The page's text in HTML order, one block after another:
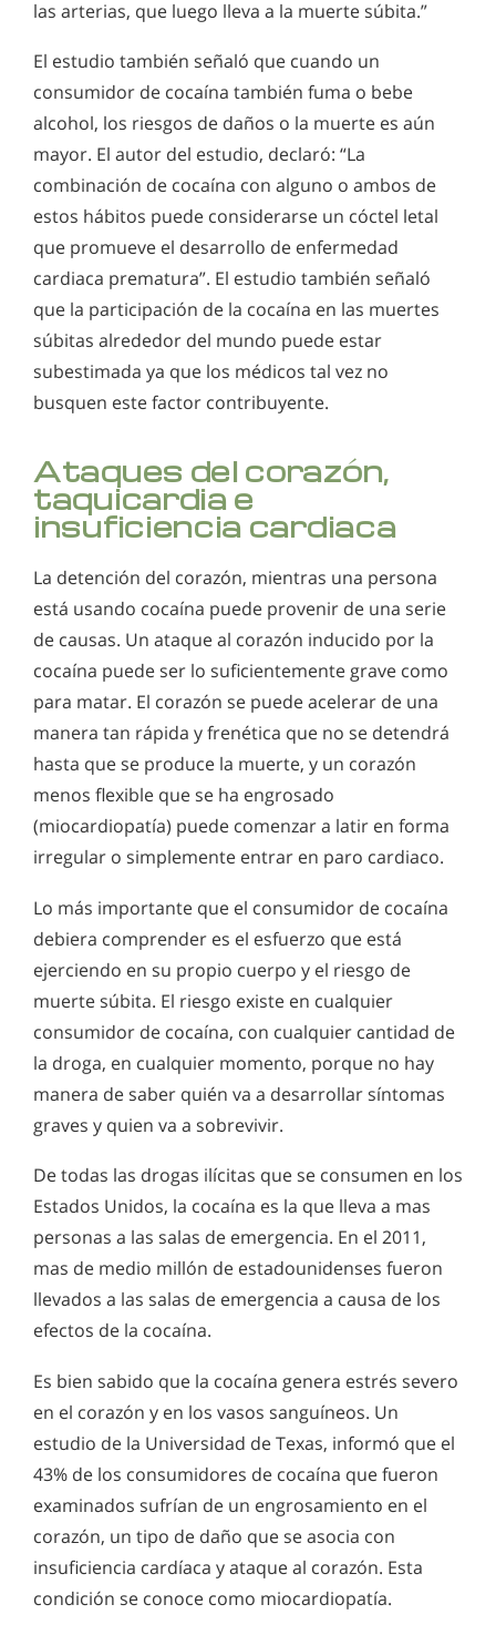
las arterias, que luego lleva a la muerte súbita.”
El estudio también señaló que cuando un
consumidor de cocaína también fuma o bebe
alcohol, los riesgos de daños o la muerte es aún
mayor. El autor del estudio, declaró: “La
combinación de cocaína con alguno o ambos de
estos hábitos puede considerarse un cóctel letal
que promueve el desarrollo de enfermedad
cardiaca prematura”. El estudio también señaló
que la participación de la cocaína en las muertes
súbitas alrededor del mundo puede estar
subestimada ya que los médicos tal vez no
busquen este factor contribuyente.
Ataques del corazón,
taquicardia e
insuficiencia cardiaca
La detención del corazón, mientras una persona
está usando cocaína puede provenir de una serie
de causas. Un ataque al corazón inducido por la
cocaína puede ser lo suficientemente grave como
para matar. El corazón se puede acelerar de una
manera tan rápida y frenética que no se detendrá
hasta que se produce la muerte, y un corazón
menos flexible que se ha engrosado
(miocardiopatía) puede comenzar a latir en forma
irregular o simplemente entrar en paro cardiaco.
Lo más importante que el consumidor de cocaína
debiera comprender es el esfuerzo que está
ejerciendo en su propio cuerpo y el riesgo de
muerte súbita. El riesgo existe en cualquier
consumidor de cocaína, con cualquier cantidad de
la droga, en cualquier momento, porque no hay
manera de saber quién va a desarrollar síntomas
graves y quien va a sobrevivir.
De todas las drogas ilícitas que se consumen en los
Estados Unidos, la cocaína es la que lleva a mas
personas a las salas de emergencia. En el 2011,
mas de medio millón de estadounidenses fueron
llevados a las salas de emergencia a causa de los
efectos de la cocaína.
Es bien sabido que la cocaína genera estrés severo
en el corazón y en los vasos sanguíneos. Un
estudio de la Universidad de Texas, informó que el
43% de los consumidores de cocaína que fueron
examinados sufrían de un engrosamiento en el
corazón, un tipo de daño que se asocia con
insuficiencia cardíaca y ataque al corazón. Esta
condición se conoce como miocardiopatía.